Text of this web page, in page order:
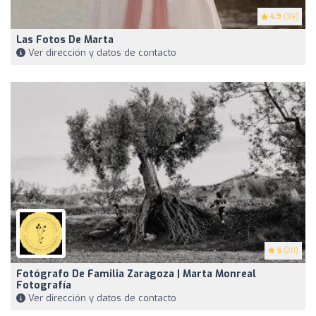
4.9 (39)
Las Fotos De Marta
Ver dirección y datos de contacto
5 (20)
Fotógrafo De Familia Zaragoza | Marta Monreal
Fotografía
Ver dirección y datos de contacto